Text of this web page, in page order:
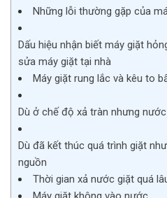
Những lỗi thường gặp của
Dấu hiệu nhận biết máy giặt
sửa máy giặt tại nhà
Máy giặt rung lắc và kêu to
Dù ở chế độ xả tràn nhưng
Dù đã kết thúc quá trình giặt
nguồn
Thời gian xả nước giặt quá